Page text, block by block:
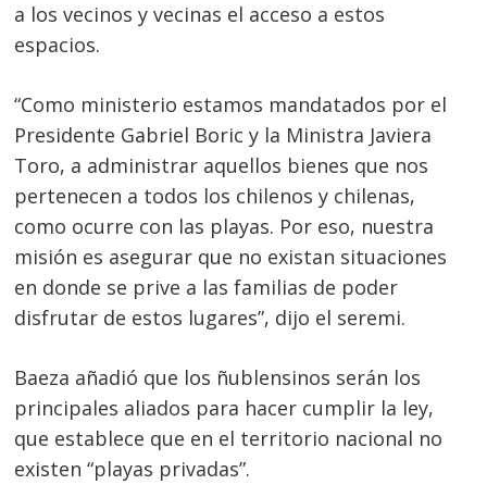
a los vecinos y vecinas el acceso a estos
espacios.
“Como ministerio estamos mandatados por el
Presidente Gabriel Boric y la Ministra Javiera
Toro, a administrar aquellos bienes que nos
pertenecen a todos los chilenos y chilenas,
como ocurre con las playas. Por eso, nuestra
misión es asegurar que no existan situaciones
en donde se prive a las familias de poder
disfrutar de estos lugares”, dijo el seremi.
Baeza añadió que los ñublensinos serán los
principales aliados para hacer cumplir la ley,
que establece que en el territorio nacional no
existen “playas privadas”.